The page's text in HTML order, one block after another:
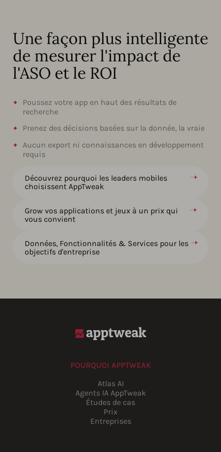
Découvrez pourquoi les leaders mobiles
choisissent AppTweak
Grow vos applications et jeux à un prix qui
vous convient
Données, Fonctionnalités & Services pour les
objectifs d'entreprise
Une façon plus intelligente
de mesurer l'impact de
l'ASO et le ROI
Poussez votre app en haut des résultats de
recherche
Prenez des décisions basées sur la donnée, la vraie
Aucun export ni connaissances en développement
requis
POURQUOI APPTWEAK
Atlas AI
Agents IA AppTweak
Études de cas
Prix
Entreprises